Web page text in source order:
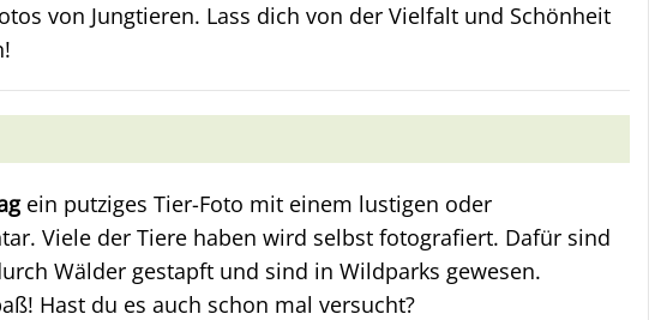
von Jungtieren. Lass dich von der Vielfalt und Schönheit
ein putziges Tier-Foto mit einem lustigen oder
Viele der Tiere haben wird selbst fotografiert. Dafür sind
Wälder gestapft und sind in Wildparks gewesen.
Hast du es auch schon mal versucht?